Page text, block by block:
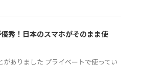
秀！日本のスマホがそのまま使
ありました プライベートで使ってい